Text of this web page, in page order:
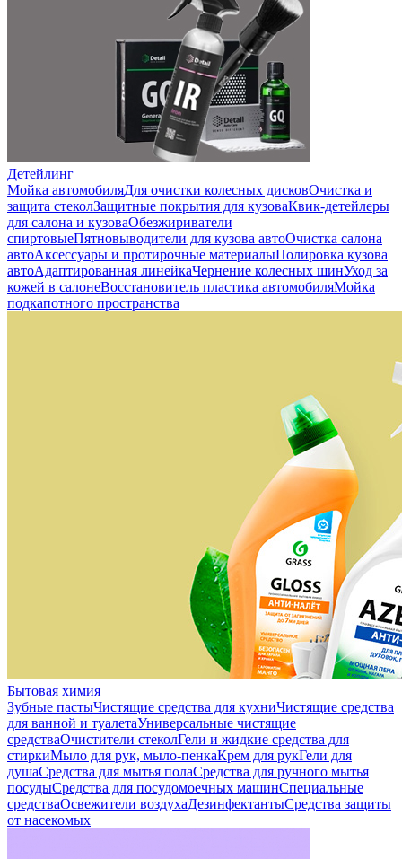
Детейлинг
Мойка автомобиляДля очистки колесных дисковОчистка и
защита стеколЗащитные покрытия для кузоваКвик-детейлеры
для салона и кузоваОбезжириватели
спиртовыеПятновыводители для кузова автоОчистка салона
автоАксессуары и протирочные материалыПолировка кузова
автоАдаптированная линейкаЧернение колесных шинУход за
кожей в салонеВосстановитель пластика автомобиляМойка
подкапотного пространства
Бытовая химия
Зубные пастыЧистящие средства для кухниЧистящие средства
для ванной и туалетаУниверсальные чистящие
средстваОчистители стеколГели и жидкие средства для
стиркиМыло для рук, мыло-пенкаКрем для рукГели для
душаСредства для мытья полаСредства для ручного мытья
посудыСредства для посудомоечных машинСпециальные
средстваОсвежители воздухаДезинфектантыСредства защиты
от насекомых